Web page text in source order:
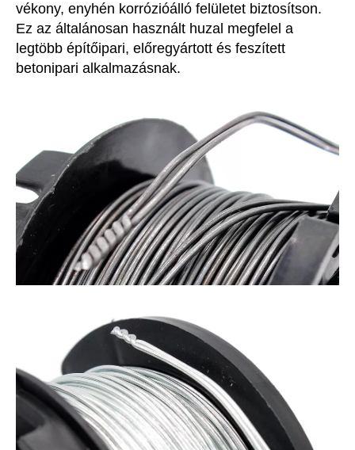
vékony, enyhén korrózióálló felületet biztosítson.
Ez az általánosan használt huzal megfelel a
legtöbb építőipari, előregyártott és feszített
betonipari alkalmazásnak.